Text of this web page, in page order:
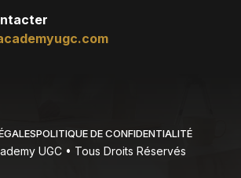
POLITIQUE DE CONFIDENTIALITÉ
UGC • Tous Droits Réservés